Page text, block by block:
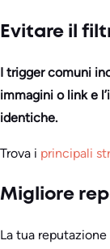
Evitare il
I trigger comuni
immagini o link e
identiche.
Trova i principali
Migliore
La tua